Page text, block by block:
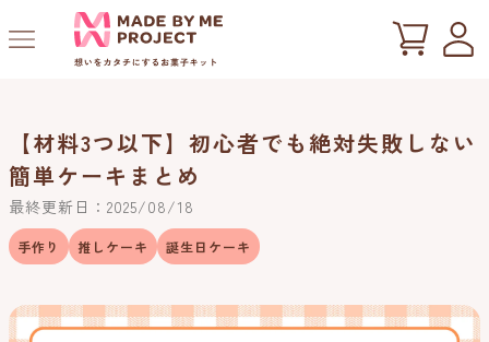
に
【材料3つ以下】初心者でも絶対失敗しない
簡単ケーキまとめ
最終更新日：2025/08/18
手作り 推しケーキ 誕生日ケーキ